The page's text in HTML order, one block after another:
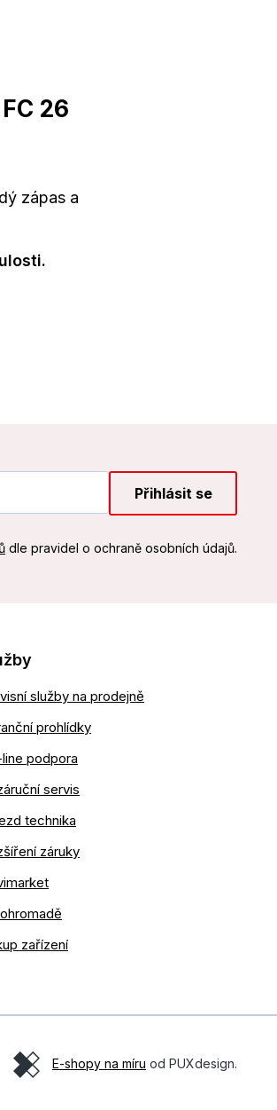
26
zápas a
Přihlásit se
dle pravidel o ochraně osobních údajů.
služby na prodejně
prohlídky
podpora
servis
technika
záruky
zařízení
E-shopy na míru od PUXdesign.